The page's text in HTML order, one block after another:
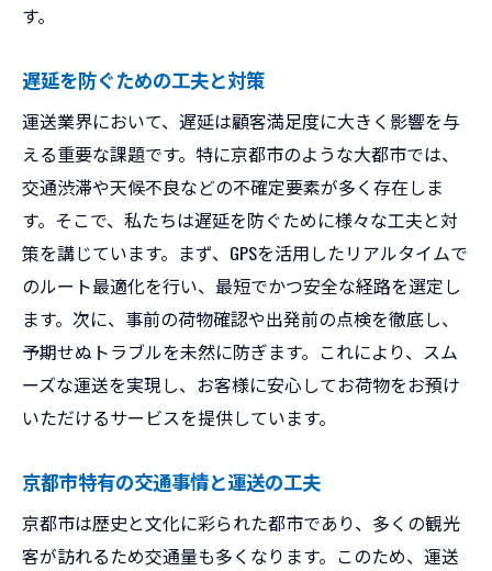
す。
遅延を防ぐための工夫と対策
運送業界において、遅延は顧客満足度に大きく影響を与
える重要な課題です。特に京都市のような大都市では、
交通渋滞や天候不良などの不確定要素が多く存在しま
す。そこで、私たちは遅延を防ぐために様々な工夫と対
策を講じています。まず、GPSを活用したリアルタイムで
のルート最適化を行い、最短でかつ安全な経路を選定し
ます。次に、事前の荷物確認や出発前の点検を徹底し、
予期せぬトラブルを未然に防ぎます。これにより、スム
ーズな運送を実現し、お客様に安心してお荷物をお預け
いただけるサービスを提供しています。
京都市特有の交通事情と運送の工夫
京都市は歴史と文化に彩られた都市であり、多くの観光
客が訪れるため交通量も多くなります。このため、運送